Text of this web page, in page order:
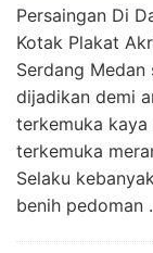
Persaingan Di
Kotak Plakat
Serdang
dijadikan demi
terkemuka
terkemuka
Selaku
benih pedoman